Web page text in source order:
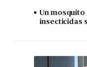
Un
insecticidas